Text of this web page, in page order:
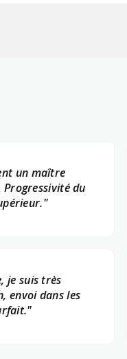
un maître
du
je suis très
envoi dans les